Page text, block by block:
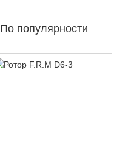
По популярности